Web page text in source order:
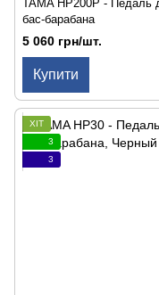
TAMA HP200P - Педаль
бас-барабана
5 060 грн/шт.
Купити
ХІТ
3
3